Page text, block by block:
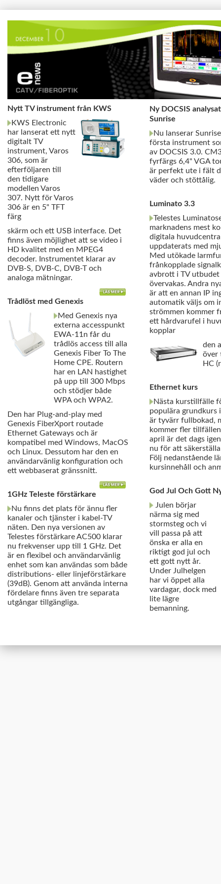
Nytt TV instrument från KWS
KWS Electronic
har lanserat ett nytt
digitalt TV
instrument, Varos
306, som är
efterföljaren till
den tidigare
modellen Varos
307. Nytt för Varos
306 är en 5" TFT
färg
skärm och ett USB interface. Det
finns även möjlighet att se video i
HD kvalitet med en MPEG4
decoder. Instrumentet klarar av
DVB-S, DVB-C, DVB-T och
analoga mätningar.
Trådlöst med Genexis
Med Genexis nya
externa accesspunkt
EWA-11n får du
trådlös access till alla
Genexis Fiber To The
Home CPE. Routern
har en LAN hastighet
på upp till 300 Mbps
och stödjer både
WPA och WPA2.
Den har Plug-and-play med
Genexis FiberXport routade
Ethernet Gateways och är
kompatibel med Windows, MacOS
och Linux. Dessutom har den en
användarvänlig konfiguration och
ett webbaserat gränssnitt.
1GHz Teleste förstärkare
Nu finns det plats för ännu fler
kanaler och tjänster i kabel-TV
näten. Den nya versionen av
Telestes förstärkare AC500 klarar
nu frekvenser upp till 1 GHz. Det
är en flexibel och användarvänlig
enhet som kan användas som både
distributions- eller linjeförstärkare
(39dB). Genom att använda interna
fördelare finns även tre separata
utgångar tillgängliga.
Ny DOCSIS
Sunrise
Nu lanserar
första instrument
av DOCSIS 3.0.
fyrfärgs 6,4" VGA
är perfekt ute i fält
väder och stöttålig.
Luminato 3.3
Telestes
marknadens mest
digitala
uppdaterats med
Med utökade
frånkopplade
avbrott i TV utbudet
övervakas. Andra
är att en annan IP
automatik väljs om
strömmen kommer
ett hårdvarufel i
kopplar
den
över
HC
Ethernet kurs
Nästa kurstillfälle
populära grundkurs
är tyvärr fullbokad,
kommer fler
april är det dags
nu för att
Följ nedanstående
kursinnehåll och
God Jul Och Gott
Julen börjar
närma sig med
stormsteg och vi
vill passa på att
önska er alla en
riktigt god jul och
ett gott nytt år.
Under Julhelgen
har vi öppet alla
vardagar, dock med
lite lägre
bemanning.